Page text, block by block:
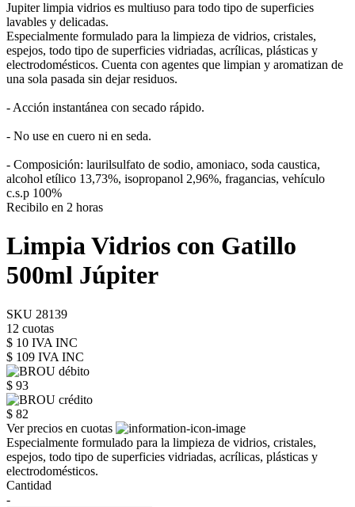
Jupiter limpia vidrios es multiuso para todo tipo de superficies
lavables y delicadas.
Especialmente formulado para la limpieza de vidrios, cristales,
espejos, todo tipo de superficies vidriadas, acrílicas, plásticas y
electrodomésticos. Cuenta con agentes que limpian y aromatizan de
una sola pasada sin dejar residuos.
- Acción instantánea con secado rápido.
- No use en cuero ni en seda.
- Composición: laurilsulfato de sodio, amoniaco, soda caustica,
alcohol etílico 13,73%, isopropanol 2,96%, fragancias, vehículo
c.s.p 100%
Recibilo en 2 horas
Limpia Vidrios con Gatillo
500ml Júpiter
SKU 28139
12 cuotas
$ 10 IVA INC
$ 109 IVA INC
$ 93
$ 82
Ver precios en cuotas
Especialmente formulado para la limpieza de vidrios, cristales,
espejos, todo tipo de superficies vidriadas, acrílicas, plásticas y
electrodomésticos.
Cantidad
-